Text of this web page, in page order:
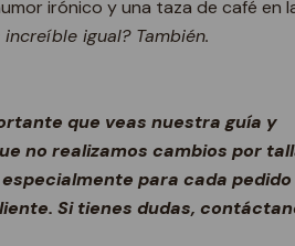
irónico y una taza de café en
increíble igual? También.
que veas nuestra guía y
no realizamos cambios por
para cada pedido
Si tienes dudas,